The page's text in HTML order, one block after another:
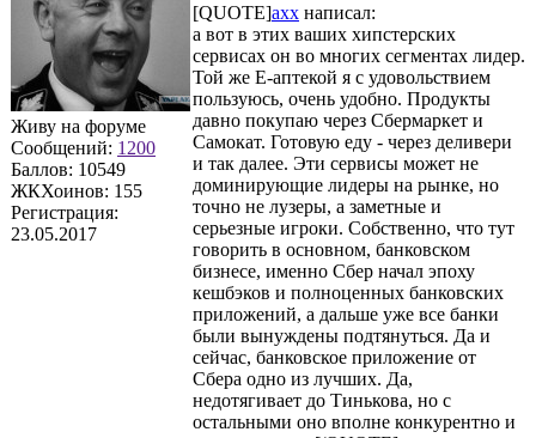
Живу на форуме
Сообщений: 1200
Баллов: 10549
ЖКХоинов: 155
Регистрация:
23.05.2017
[QUOTE]axx написал:
а вот в этих ваших хипстерских
сервисах он во многих сегментах лидер.
Той же Е-аптекой я с удовольствием
пользуюсь, очень удобно. Продукты
давно покупаю через Сбермаркет и
Самокат. Готовую еду - через деливери
и так далее. Эти сервисы может не
доминирующие лидеры на рынке, но
точно не лузеры, а заметные и
серьезные игроки. Собственно, что тут
говорить в основном, банковском
бизнесе, именно Сбер начал эпоху
кешбэков и полноценных банковских
приложений, а дальше уже все банки
были вынуждены подтянуться. Да и
сейчас, банковское приложение от
Сбера одно из лучших. Да,
недотягивает до Тинькова, но с
остальными оно вполне конкурентно и